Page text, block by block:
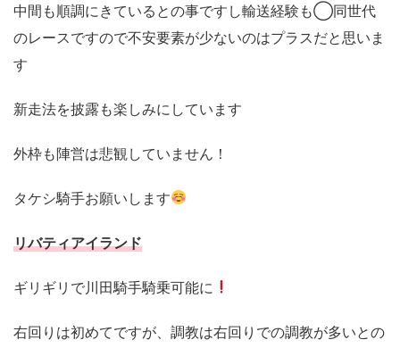
中間も順調にきているとの事ですし輸送経験も◯同世代
のレースですので不安要素が少ないのはプラスだと思いま
す
新走法を披露も楽しみにしています
外枠も陣営は悲観していません！
タケシ騎手お願いします
リバティアイランド
ギリギリで川田騎手騎乗可能に
右回りは初めてですが、調教は右回りでの調教が多いとの